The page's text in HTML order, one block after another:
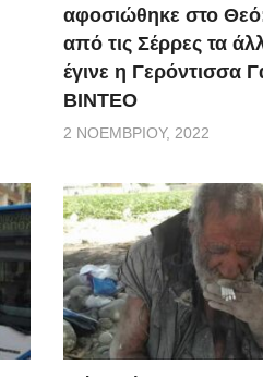
αφοσιώθηκε στο
από τις Σέρρες τα
έγινε η Γερόντισσα
ΒΙΝΤΕΟ
2 ΝΟΕΜΒΡΊΟΥ, 2022